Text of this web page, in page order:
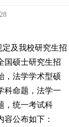
定及我校研究生招
国硕士研究生招
，法学学术型硕
科命题，法学一
，统一考试科
公布如下：